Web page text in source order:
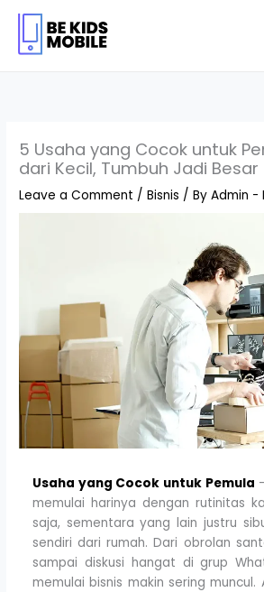
content
5 Usaha yang Cocok untuk
dari Kecil, Tumbuh Jadi Besar
Leave a Comment /Bisnis / ByAdmin -
Usaha yang Cocok untuk Pemula
memulai harinya dengan rutinitas
saja, sementara yang lain justru
sendiri dari rumah. Dari obrolan
sampai diskusi hangat di grup
memulai bisnis makin sering muncul.